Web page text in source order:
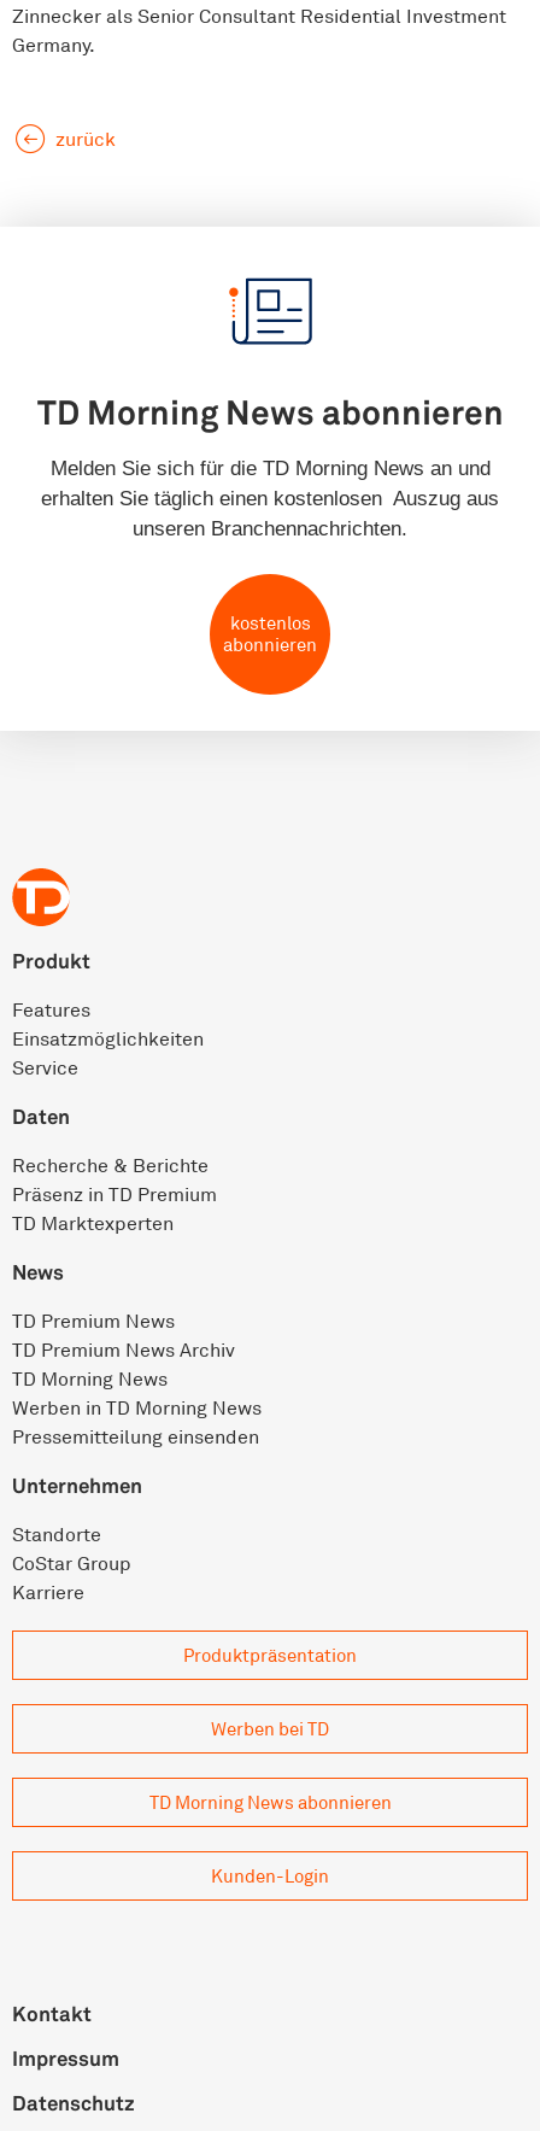
Zinnecker als Senior Consultant Residential Investment
Germany.
zurück
TD Morning News abonnieren
Melden Sie sich für die TD Morning News an und
erhalten Sie täglich einen kostenlosen Auszug aus
unseren Branchennachrichten.
kostenlos
abonnieren
Produkt
Features
Einsatz­möglichkeiten
Service
Daten
Recherche & Berichte
Präsenz in TD Premium
TD Marktexperten
News
TD Premium News
TD Premium News Archiv
TD Morning News
Werben in TD Morning News
Pressemitteilung einsenden
Unternehmen
Standorte
CoStar Group
Karriere
Produkt­präsentation
Werben bei TD
TD Morning News abonnieren
Kunden-Login
Kontakt
Impressum
Datenschutz